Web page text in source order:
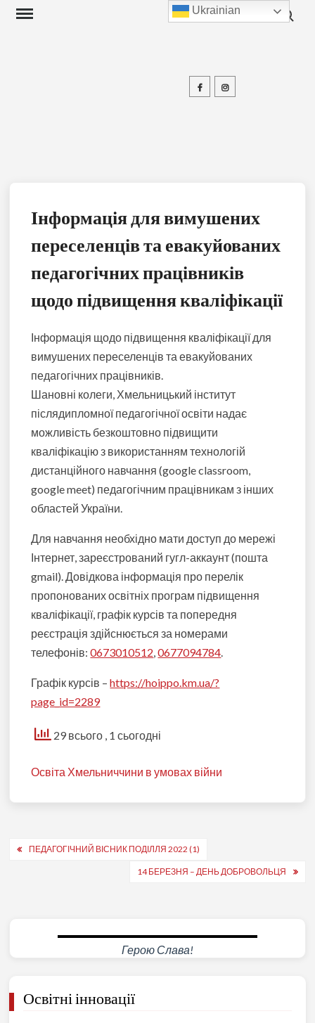
Skip
Search
FacebookInstagram
Інформація для вимушених
переселенців та евакуйованих
педагогічних працівників
щодо підвищення кваліфікації
Інформація щодо підвищення кваліфікації для
вимушених переселенців та евакуйованих
педагогічних працівників.
Шановні колеги, Хмельницький інститут
післядипломної педагогічної освіти надає
можливість безкоштовно підвищити
кваліфікацію з використанням технологій
дистанційного навчання (google classroom,
google meet) педагогічним працівникам з інших
областей України.
Для навчання необхідно мати доступ до мережі
Інтернет, зареєстрований гугл-аккаунт (пошта
gmail). Довідкова інформація про перелік
пропонованих освітніх програм підвищення
кваліфікації, графік курсів та попередня
реєстрація здійснюється за номерами
телефонів:0673010512,0677094784.
Графік курсів –https://hoippo.km.ua/?
page_id=2289
29 всього , 1 сьогодні
Освіта Хмельниччини в умовах війни
Навігація
ПЕДАГОГІЧНИЙ ВІСНИК ПОДІЛЛЯ 2022 (1)
14 БЕРЕЗНЯ – ДЕНЬ ДОБРОВОЛЬЦЯ
Герою Слава!
Освітні інновації
Ukrainian